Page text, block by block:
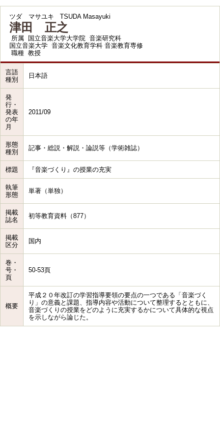
ツダ マサユキ TSUDA Masayuki
津田 正之
所属
国立音楽大学大学院 音楽研究科
国立音楽大学 音楽文化教育学科 音楽教育専修
職種 教授
言語
種別
日本語
発
行・
発表
の年
月
2011/09
形態
種別
記事・総説・解説・論説等（学術雑誌）
標題 『音楽づくり』の授業の充実
執筆
形態
単著（単独）
掲載
誌名
初等教育資料（877）
掲載
区分
国内
巻・
号・
頁
50-53頁
概要
平成２０年改訂の学習指導要領の要点の一つである「音楽づく
り」の意義と課題、指導内容や活動について整理するとともに、
音楽づくりの授業をどのように充実するかについて具体的な視点
を示しながら論じた。